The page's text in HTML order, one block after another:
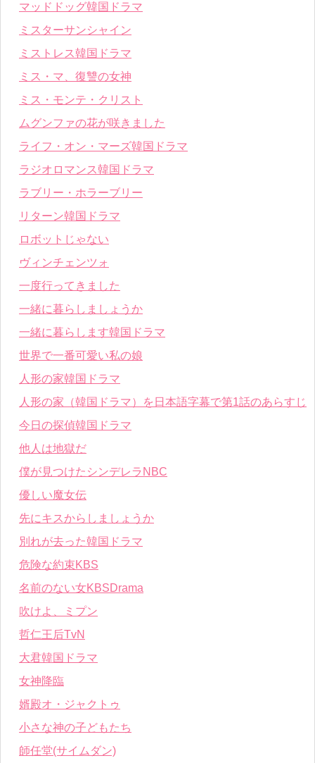
マッドドッグ韓国ドラマ
ミスターサンシャイン
ミストレス韓国ドラマ
ミス・マ、復讐の女神
ミス・モンテ・クリスト
ムグンファの花が咲きました
ライフ・オン・マーズ韓国ドラマ
ラジオロマンス韓国ドラマ
ラブリー・ホラーブリー
リターン韓国ドラマ
ロボットじゃない
ヴィンチェンツォ
一度行ってきました
一緒に暮らしましょうか
一緒に暮らします韓国ドラマ
世界で一番可愛い私の娘
人形の家韓国ドラマ
人形の家（韓国ドラマ）を日本語字幕で第1話のあらすじ
今日の探偵韓国ドラマ
他人は地獄だ
僕が見つけたシンデレラNBC
優しい魔女伝
先にキスからしましょうか
別れが去った韓国ドラマ
危険な約束KBS
名前のない女KBSDrama
吹けよ、ミプン
哲仁王后TvN
大君韓国ドラマ
女神降臨
婿殿オ・ジャクトゥ
小さな神の子どもたち
師任堂(サイムダン)